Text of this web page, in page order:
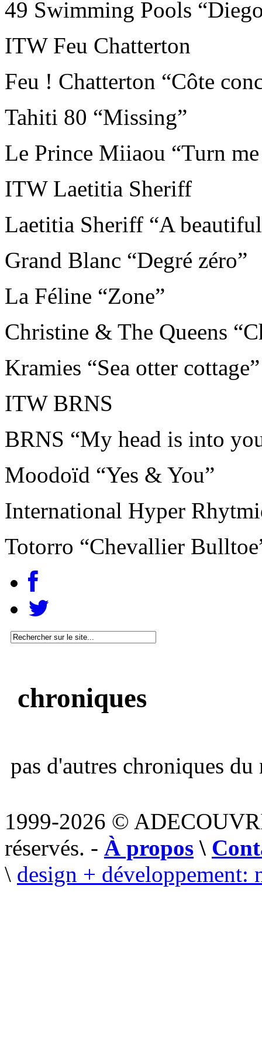
49 Swimming Pools
ITW Feu Chatterton
Feu ! Chatterton “Côte
Tahiti 80 “Missing”
Le Prince Miiaou “Turn
ITW Laetitia Sheriff
Laetitia Sheriff “A
Grand Blanc “Degré zéro”
La Féline “Zone”
Christine & The Queens
Kramies “Sea otter cottage”
ITW BRNS
BRNS “My head is into
Moodoïd “Yes & You”
International Hyper
Totorro “Chevallier
chroniques
pas d'autres chroniques du
1999-2026 ©
réservés. - À propos \
\ design + développement: